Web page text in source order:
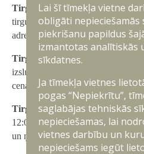
Tirgus izpētes informācijas
tirgus izpētes procesā lūdzam sūtīt
adresi: janis.paskevics@mil.lv.
Tirgus izpētes mērķis:
2.RNC
izsludināšanas noskaidrot
cenas minētā iepirkuma
Tirgus izpētes iesniegšanas
12:00 (pēc minētā termiņa
un ņemta vērā).
Lai šī tīmekļa vietne
obligāti nepieciešamās
piekrišanu papildus
izmantotas analītiskās
sīkdatnes.
Ja tīmekļa vietnes
pogas “Nepiekrītu”,
saglabājas tehniskās
nepieciešamas, lai
vietnes darbību un
nepieciešams iegūt